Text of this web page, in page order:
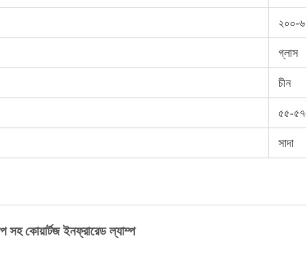
২০০-
গ্লাস
চীন
৫৫-
সাদা
সহ কোয়ার্টজ ইনফ্রারেড ল্যাম্প